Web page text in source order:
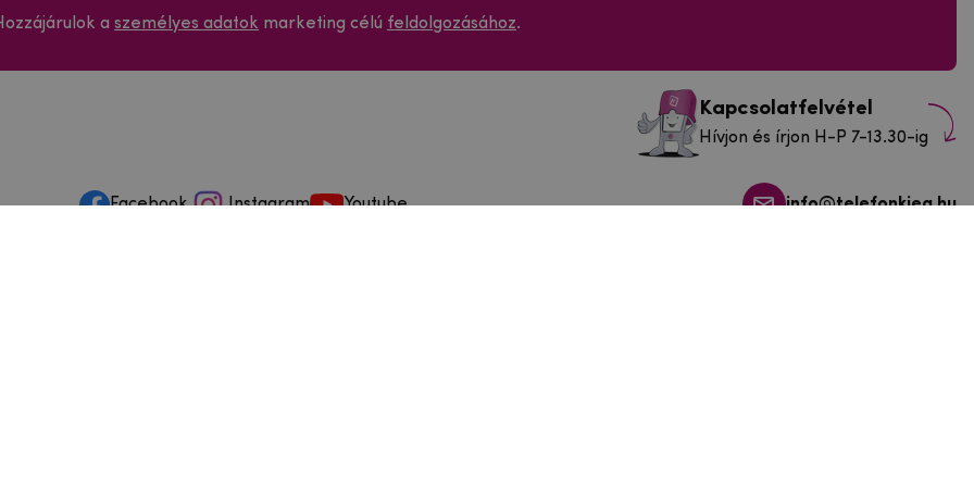
a személyes adatok marketing célú feldolgozásához.
Kapcsolatfelvétel
Hívjon és írjon H-P 7-13.30-ig
Facebook Instagram Youtube info@telefonkieg.hu